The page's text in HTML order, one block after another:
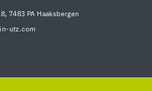
7483 PA Haaksbergen
utz.com